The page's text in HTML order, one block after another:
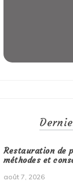
Restauration de
méthodes et
août 7, 2026